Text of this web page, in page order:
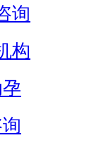
询
构